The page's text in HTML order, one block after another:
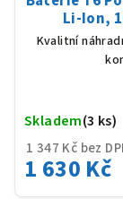
Li-Ion,
Kvalitní
1 347 Kč bez
1 630 Kč
Skladem(3 ks)